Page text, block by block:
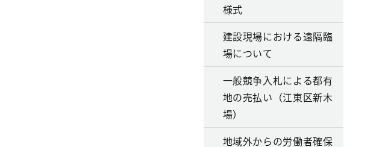
様式
建設現場における遠隔臨
場について
一般競争入札による都有
地の売払い（江東区新木
場）
地域外からの労働者確保